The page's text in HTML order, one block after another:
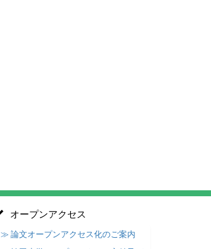
オープンアクセス
≫ 論文オープンアクセス化のご案内